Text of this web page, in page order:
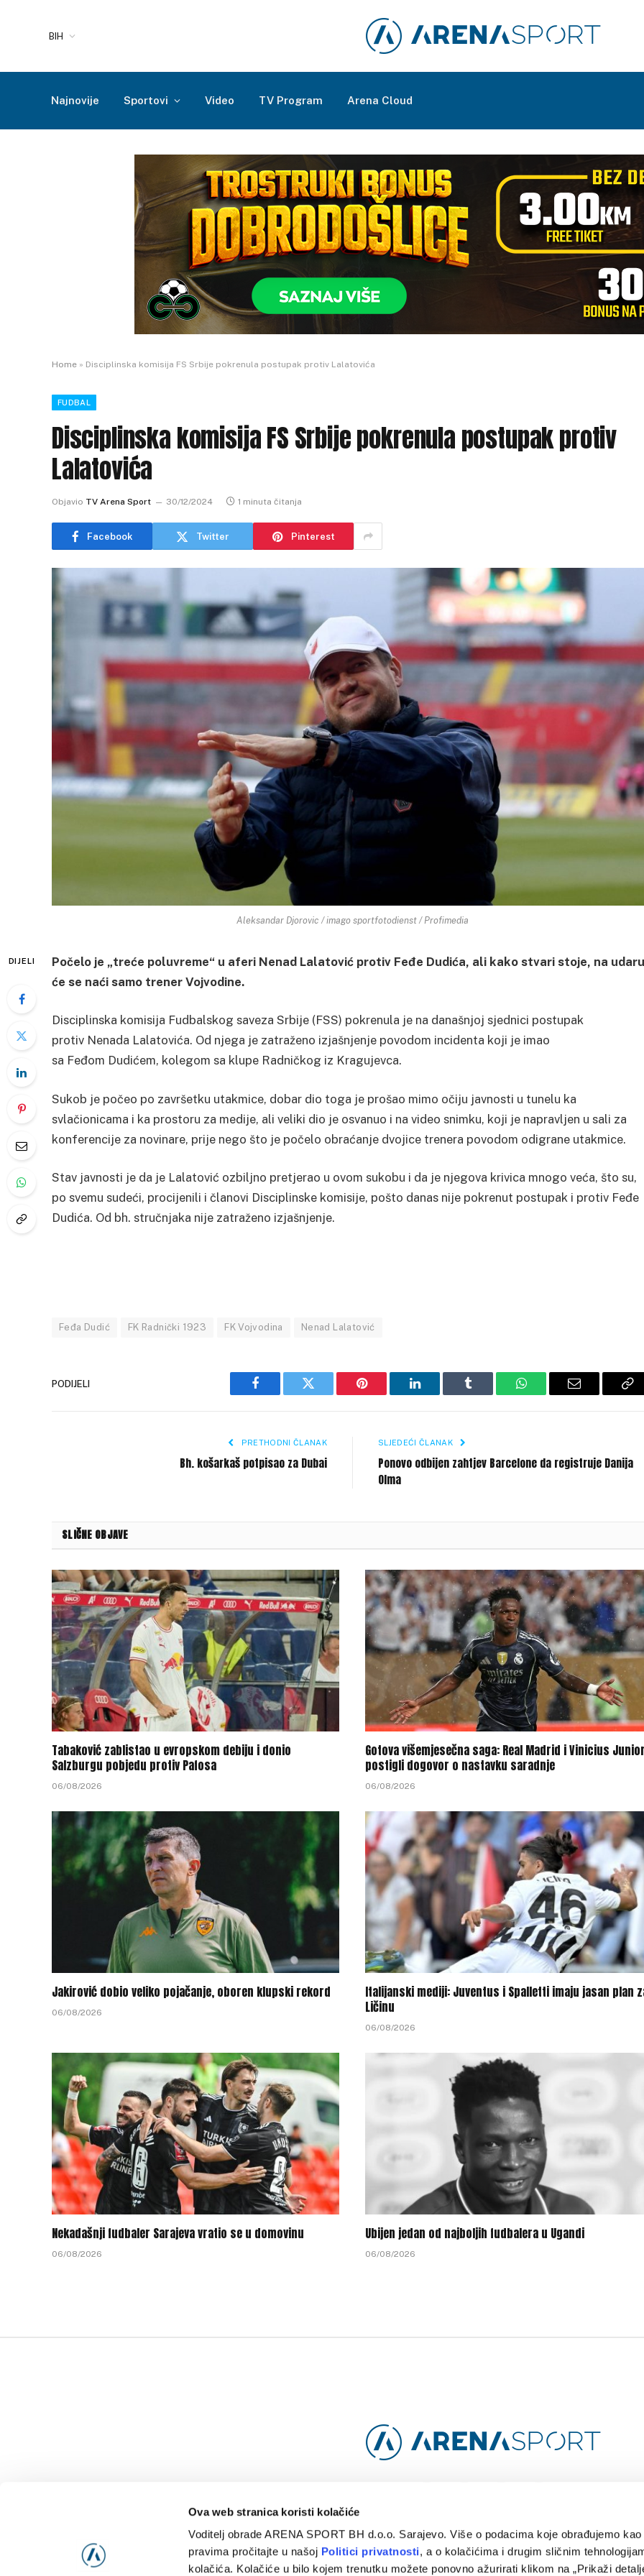
Ova web stranica koristi kolačiće
Voditelj obrade ARENA SPORT BH d.o.o. Sarajevo. Više o podacima koje obrađujemo
pravima pročitajte u našoj Politici privatnosti, a o kolačićima i drugim sličnim
kolačića. Kolačiće u bilo kojem trenutku možete ponovno ažurirati klikom na „Prikaži
BIH
Najnovije Sportovi Video TV Program Arena Cloud
Home » Disciplinska komisija FS Srbije pokrenula postupak protiv Lalatovića
FUDBAL
Disciplinska komisija FS Srbije pokrenula postupak protiv
Lalatovića
Objavio TV Arena Sport 30/12/2024 1 minuta čitanja
Facebook Twitter Pinterest
Aleksandar Djorovic / imago sportfotodienst / Profimedia
DIJELI
Počelo je „treće poluvreme“ u aferi Nenad Lalatović protiv Feđe Dudića, ali kako stvari stoje, na udaru
će se naći samo trener Vojvodine.
Disciplinska komisija Fudbalskog saveza Srbije (FSS) pokrenula je na današnjoj sjednici postupak
protiv Nenada Lalatovića. Od njega je zatraženo izjašnjenje povodom incidenta koji je imao
sa Feđom Dudićem, kolegom sa klupe Radničkog iz Kragujevca.
Sukob je počeo po završetku utakmice, dobar dio toga je prošao mimo očiju javnosti u tunelu ka
svlačionicama i ka prostoru za medije, ali veliki dio je osvanuo i na video snimku, koji je napravljen u sali za
konferencije za novinare, prije nego što je počelo obraćanje dvojice trenera povodom odigrane utakmice.
Stav javnosti je da je Lalatović ozbiljno pretjerao u ovom sukobu i da je njegova krivica mnogo veća, što su,
po svemu sudeći, procijenili i članovi Disciplinske komisije, pošto danas nije pokrenut postupak i protiv Feđe
Dudića. Od bh. stručnjaka nije zatraženo izjašnjenje.
Feđa Dudić FK Radnički 1923 FK Vojvodina Nenad Lalatović
PODIJELI
Facebook Twitter Pinterest LinkedIn Tumblr WhatsAppEmail
PRETHODNI ČLANAK
Bh. košarkaš potpisao za Dubai
SLJEDEĆI ČLANAK
Ponovo odbijen zahtjev Barcelone da registruje Danija
Olma
SLIČNE OBJAVE
Tabaković zablistao u evropskom debiju i donio
Salzburgu pobjedu protiv Pafosa
06/08/2026
Gotova višemjesečna saga: Real Madrid i Vinicius
postigli dogovor o nastavku saradnje
06/08/2026
Jakirović dobio veliko pojačanje, oboren klupski rekord
06/08/2026
Italijanski mediji: Juventus i Spalletti imaju jasan plan
Ličinu
06/08/2026
Nekadašnji fudbaler Sarajeva vratio se u domovinu
06/08/2026
Ubijen jedan od najboljih fudbalera u Ugandi
06/08/2026
NAJNOVIJE POLITIKA PRIVATNOSTI